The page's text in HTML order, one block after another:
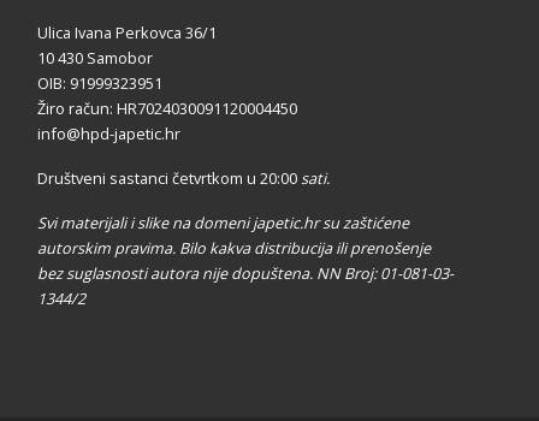
bez suglasnosti autora nije dopuštena. NN Broj: 01-081-03-
1344/2
© 2026HPD Japetić– All rights reserved
Powered byWP– Designed with theCustomizr theme